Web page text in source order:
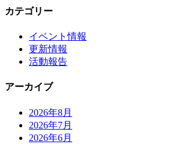
カテゴリー
イベント情報
更新情報
活動報告
アーカイブ
2026年8月
2026年7月
2026年6月